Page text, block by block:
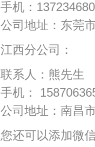
手机：
公司地址：东莞
江西分公司：
联系人：熊先生
手机：
公司地址：南昌
您还可以添加微